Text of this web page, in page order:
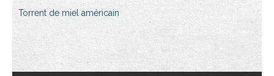
Torrent de miel américain